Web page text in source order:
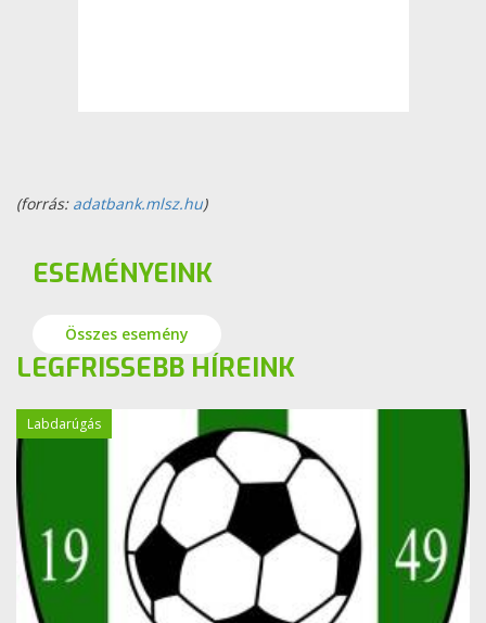
(forrás: adatbank.mlsz.hu)
ESEMÉNYEINK
Összes esemény
LEGFRISSEBB HÍREINK
Labdarúgás